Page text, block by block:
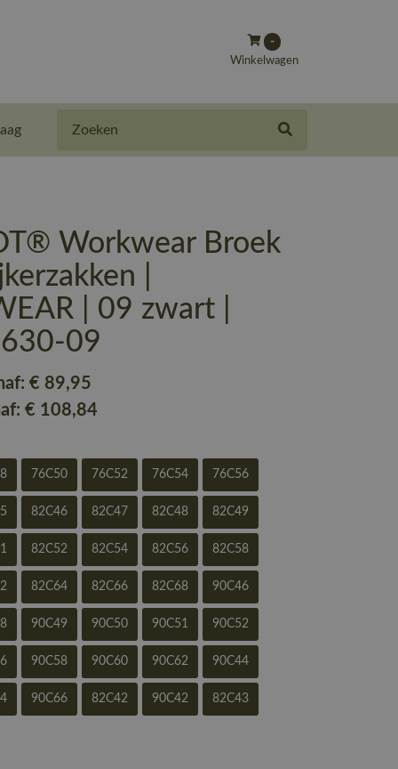
-
Winkelwagen
Workwear Broek
|
| 09 zwart |
09
€ 89,95
€ 108,84
76C50 76C52 76C54 76C56
82C46 82C47 82C48 82C49
82C52 82C54 82C56 82C58
82C64 82C66 82C68 90C46
90C49 90C50 90C51 90C52
90C58 90C60 90C62 90C44
90C66 82C42 90C42 82C43